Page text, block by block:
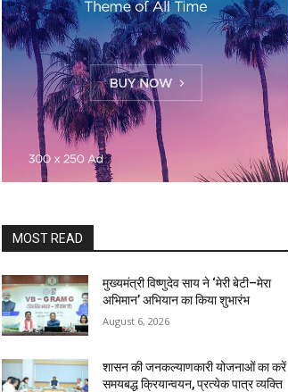
MOST READ
मुख्यमंत्री विष्णुदेव साय ने ‘मेरी बेटी–मेरा
अभिमान’ अभियान का किया शुभारंभ
August 6, 2026
शासन की जनकल्याणकारी योजनाओं का करें
समयबद्ध क्रियान्वयन, प्रत्येक पात्र व्यक्ति